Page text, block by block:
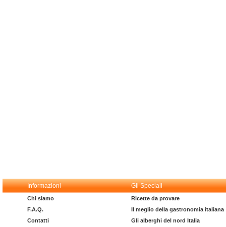
Informazioni Gli Speciali
Chi siamo
F.A.Q.
Contatti
Ricette da provare
Il meglio della gastronomia italiana
Gli alberghi del nord Italia